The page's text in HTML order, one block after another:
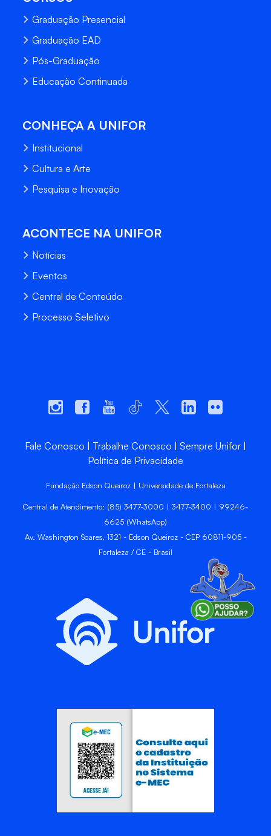
Graduação Presencial
Graduação EAD
Pós-Graduação
Educação Continuada
CONHEÇA A UNIFOR
Institucional
Cultura e Arte
Pesquisa e Inovação
ACONTECE NA UNIFOR
Notícias
Eventos
Central de Conteúdo
Processo Seletivo
Fale Conosco Trabalhe Conosco
Sempre Unifor
Política de Privacidade
Fundação Edson Queiroz | Universidade de Fortaleza
Central de Atendimento: (85) 3477-3000 | 3477-3400 | 99246-
6625 (WhatsApp)
Av. Washington Soares, 1321 - Edson Queiroz - CEP 60811-905 -
Fortaleza / CE - Brasil